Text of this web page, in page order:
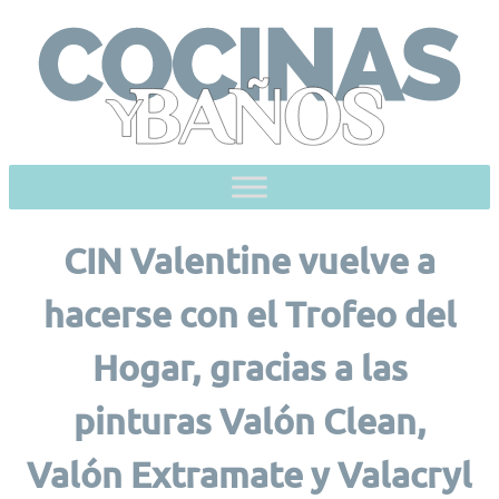
content
CIN Valentine vuelve a
hacerse con el Trofeo del
Hogar, gracias a las
pinturas Valón Clean,
Valón Extramate y Valacryl